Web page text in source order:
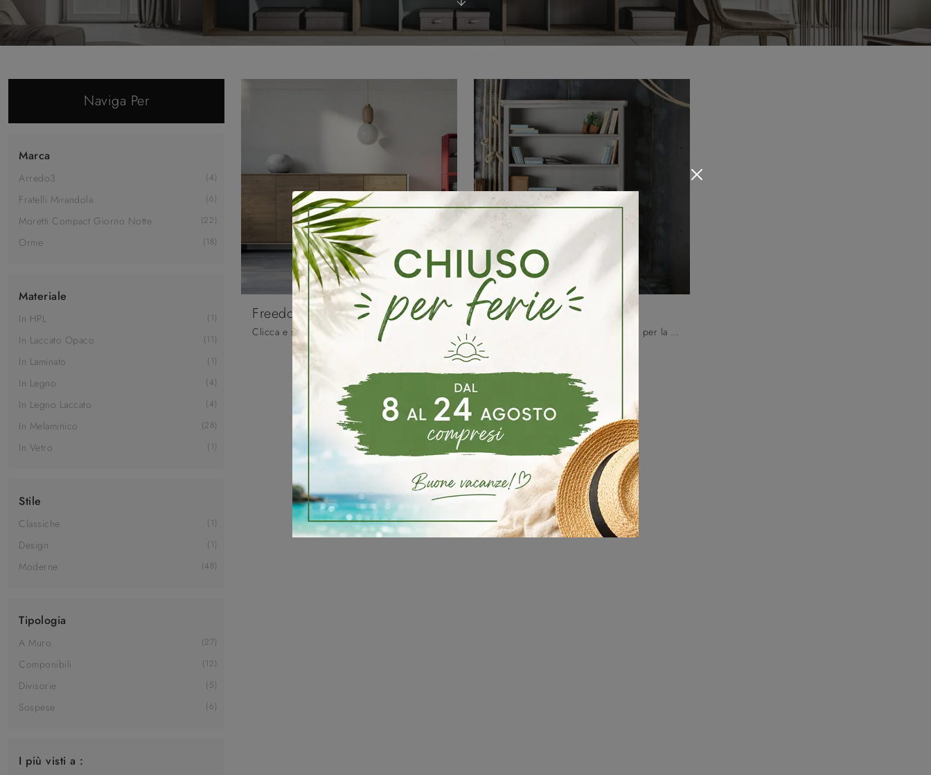
Naviga Per
Marca
Arredo3 4
Fratelli Mirandola 6
Moretti Compact Giorno Notte 22
Orme 18
Materiale
In HPL 1
In Laccato Opaco 11
In Laminato 1
In Legno 4
In Legno Laccato 4
In Melaminico 28
In Vetro 1
Stile
Classiche 1
Design 1
Moderne 48
Tipologia
A Muro 27
Componibili 12
Divisorie 5
Sospese 6
I più visti a :
Freedom Shabby Chic
Se sei alla ricerca di librerie a muro per la zona giorno, clicca e scopri le nostre soluzioni classiche: il modello Shabby Chic Fratelli Mirandola ...